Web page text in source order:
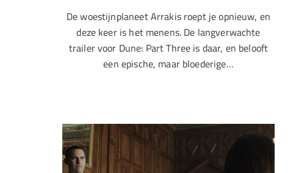
De woestijnplaneet Arrakis roept je opnieuw, en
deze keer is het menens. De langverwachte
trailer voor Dune: Part Three is daar, en belooft
een epische, maar bloederige…